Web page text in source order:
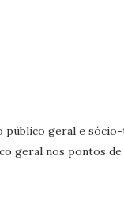
público geral e
geral nos pontos de